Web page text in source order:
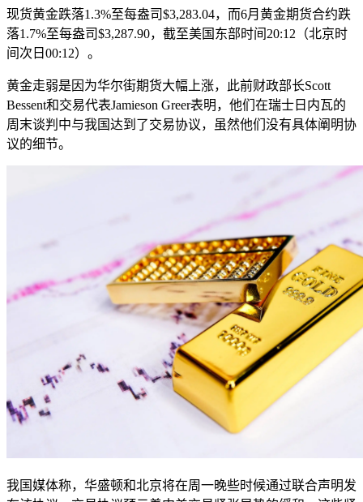
现货黄金跌落1.3%至每盎司$3,283.04，而6月黄金期货合约跌
落1.7%至每盎司$3,287.90，截至美国东部时间20:12（北京时
间次日00:12）。
黄金走弱是因为华尔街期货大幅上涨，此前财政部长Scott
Bessent和交易代表Jamieson Greer表明，他们在瑞士日内瓦的
周末谈判中与我国达到了交易协议，虽然他们没有具体阐明协
议的细节。
我国媒体称，华盛顿和北京将在周一晚些时候通过联合声明发